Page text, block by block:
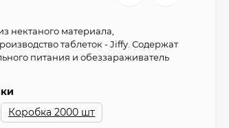
нектаного материала,
таблеток - Jiffy. Содержат
питания и обеззараживатель
Коробка 2000 шт